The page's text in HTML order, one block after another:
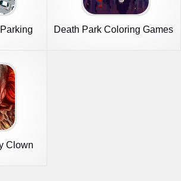
Death Park Coloring Games
Clown